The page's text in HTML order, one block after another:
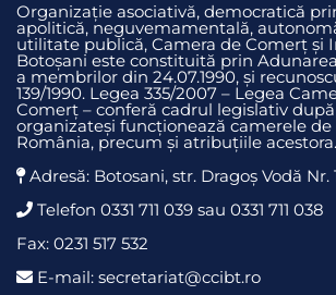
Organizație asociativă, democratică
apolitică, neguvemamentală,
utilitate publică, Camera de Comerț și
Botoșani este constituită prin
a membrilor din 24.07.1990, și
139/1990. Legea 335/2007 – Legea
Comerț – conferă cadrul legislativ
organizateși funcționează camerele
România, precum și atribuțiile acestora.
Adresă: Botosani, str. Dragoş Vodă Nr.
Telefon 0331 711 039 sau 0331 711 038
Fax: 0231 517 532
E-mail: secretariat@ccibt.ro